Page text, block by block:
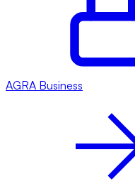
AGRA Business